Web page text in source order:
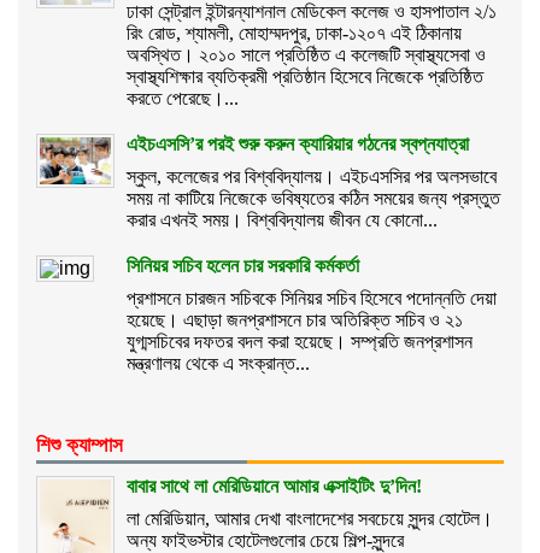
ঢাকা সেন্ট্রাল ইন্টারন্যাশনাল মেডিকেল কলেজ ও হাসপাতাল ২/১
রিং রোড, শ্যামলী, মোহাম্মদপুর, ঢাকা-১২০৭ এই ঠিকানায়
অবস্থিত। ২০১০ সালে প্রতিষ্ঠিত এ কলেজটি স্বাস্থ্যসেবা ও
স্বাস্থ্যশিক্ষার ব্যতিক্রমী প্রতিষ্ঠান হিসেবে নিজেকে প্রতিষ্ঠিত
করতে পেরেছে।...
এইচএসসি’র পরই শুরু করুন ক্যারিয়ার গঠনের স্বপ্নযাত্রা
স্কুল, কলেজের পর বিশ্ববিদ্যালয়। এইচএসসির পর অলসভাবে
সময় না কাটিয়ে নিজেকে ভবিষ্যতের কঠিন সময়ের জন্য প্রস্তুত
করার এখনই সময়। বিশ্ববিদ্যালয় জীবন যে কোনো...
সিনিয়র সচিব হলেন চার সরকারি কর্মকর্তা
প্রশাসনে চারজন সচিবকে সিনিয়র সচিব হিসেবে পদোন্নতি দেয়া
হয়েছে। এছাড়া জনপ্রশাসনে চার অতিরিক্ত সচিব ও ২১
যুগ্মসচিবের দফতর বদল করা হয়েছে। সম্প্রতি জনপ্রশাসন
মন্ত্রণালয় থেকে এ সংক্রান্ত...
শিশু ক্যাম্পাস
বাবার সাথে লা মেরিডিয়ানে আমার এক্সাইটিং দু’দিন!
লা মেরিডিয়ান, আমার দেখা বাংলাদেশের সবচেয়ে সুন্দর হোটেল।
অন্য ফাইভস্টার হোটেলগুলোর চেয়ে শিল্প-সুন্দরে